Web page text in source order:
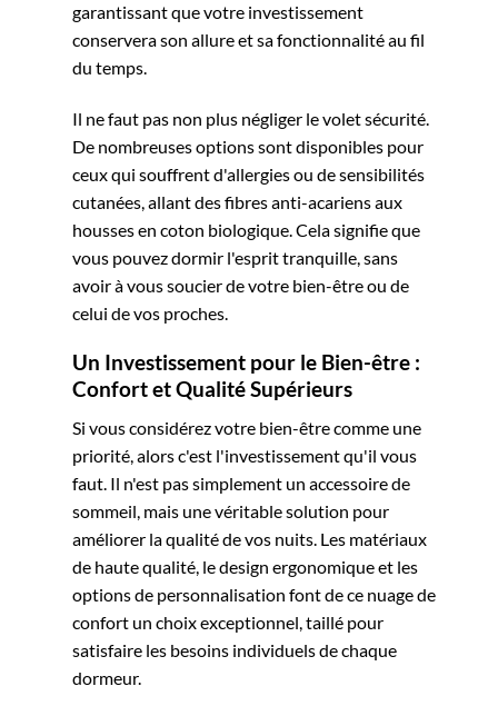
garantissant que votre investissement
conservera son allure et sa fonctionnalité au fil
du temps.
Il ne faut pas non plus négliger le volet sécurité.
De nombreuses options sont disponibles pour
ceux qui souffrent d'allergies ou de sensibilités
cutanées, allant des fibres anti-acariens aux
housses en coton biologique. Cela signifie que
vous pouvez dormir l'esprit tranquille, sans
avoir à vous soucier de votre bien-être ou de
celui de vos proches.
Un Investissement pour le Bien-être :
Confort et Qualité Supérieurs
Si vous considérez votre bien-être comme une
priorité, alors c'est l'investissement qu'il vous
faut. Il n'est pas simplement un accessoire de
sommeil, mais une véritable solution pour
améliorer la qualité de vos nuits. Les matériaux
de haute qualité, le design ergonomique et les
options de personnalisation font de ce nuage de
confort un choix exceptionnel, taillé pour
satisfaire les besoins individuels de chaque
dormeur.